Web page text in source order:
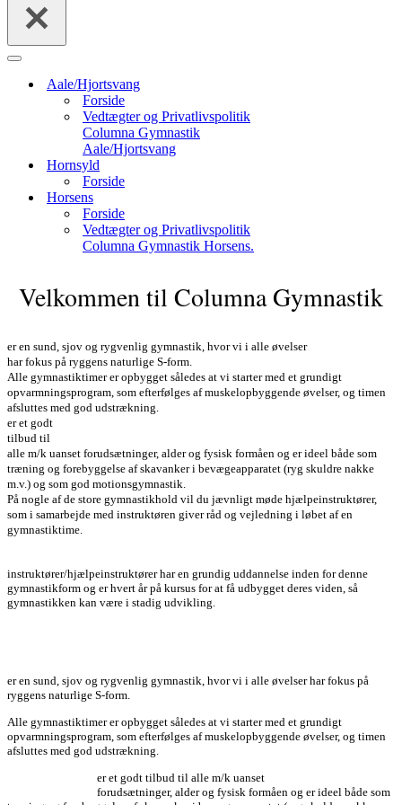
Navigation
Aale/Hjortsvang
Forside
Vedtægter og Privatlivspolitik
Columna Gymnastik
Aale/Hjortsvang
Hornsyld
Forside
Horsens
Forside
Vedtægter og Privatlivspolitik
Columna Gymnastik Horsens.
Velkommen til Columna Gymnastik
er en sund, sjov og rygvenlig gymnastik, hvor vi i alle øvelser
har fokus på ryggens naturlige S-form.
Alle gymnastiktimer er opbygget således at vi starter med et grundigt
opvarmningsprogram, som efterfølges af muskelopbyggende øvelser, og timen
afsluttes med god udstrækning.
er et godt
tilbud til
alle m/k uanset forudsætninger, alder og fysisk formåen og er ideel både som
træning og forebyggelse af skavanker i bevægeapparatet (ryg skuldre nakke
m.v.) og som god motionsgymnastik.
På nogle af de store gymnastikhold vil du jævnligt møde hjælpeinstruktører,
som i samarbejde med instruktøren giver råd og vejledning i løbet af en
gymnastiktime.
instruktører/hjælpeinstruktører har en grundig uddannelse inden for denne
gymnastikform og er hvert år på kursus for at få udbygget deres viden, så
gymnastikken kan være i stadig udvikling.
er en sund, sjov og rygvenlig gymnastik, hvor vi i alle øvelser har fokus på
ryggens naturlige S-form.
Alle gymnastiktimer er opbygget således at vi starter med et grundigt
opvarmningsprogram, som efterfølges af muskelopbyggende øvelser, og timen
afsluttes med god udstrækning.
er et godt tilbud til alle m/k uanset
forudsætninger, alder og fysisk formåen og er ideel både som